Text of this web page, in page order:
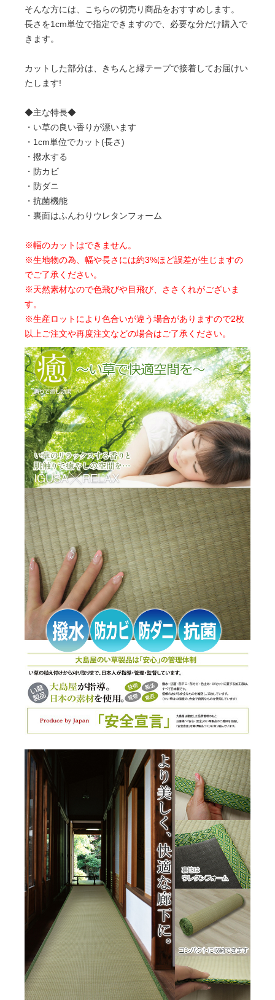
そんな方には、こちらの切売り商品をおすすめします。
長さを1cm単位で指定できますので、必要な分だけ購入で
きます。
カットした部分は、きちんと縁テープで接着してお届けい
たします!
◆主な特長◆
・い草の良い香りが漂います
・1cm単位でカット(長さ)
・撥水する
・防カビ
・防ダニ
・抗菌機能
・裏面はふんわりウレタンフォーム
※幅のカットはできません。
※生地物の為、幅や長さには約3%ほど誤差が生じますの
でご了承ください。
※天然素材なので色飛びや目飛び、ささくれがございま
す。
※生産ロットにより色合いが違う場合がありますので2枚
以上ご注文や再度注文などの場合はご了承ください。